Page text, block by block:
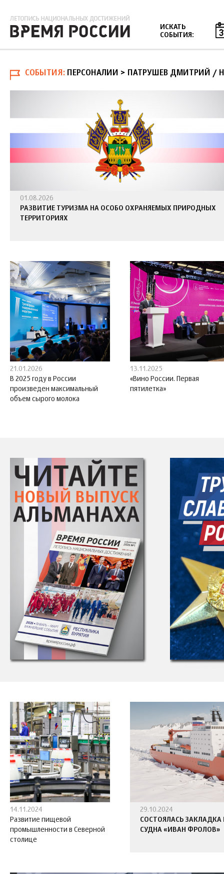
ИСКАТЬ
СОБЫТИЯ:
СОБЫТИЯ ПЕРСОНАЛИИ > ПАТРУШЕВ ДМИТРИЙ /
01.08.2026
РАЗВИТИЕ ТУРИЗМА НА ОСОБО ОХРАНЯЕМЫХ ПРИРОДНЫХ
ТЕРРИТОРИЯХ
21.01.2026
В 2025 году в России
произведен максимальный
объем сырого молока
13.11.2025
«Вино России. Первая
пятилетка»
14.11.2024
Развитие пищевой
промышленности в Северной
столице
29.10.2024
СОСТОЯЛАСЬ
СУДНА «ИВАН ФРОЛОВ»